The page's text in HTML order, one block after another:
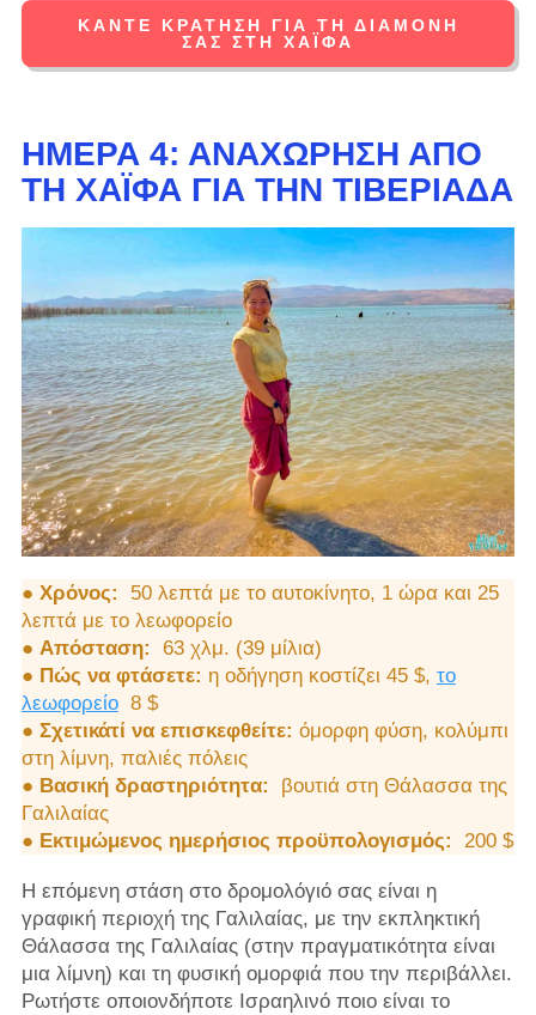
ΚΆΝΤΕ ΚΡΆΤΗΣΗ ΓΙΑ ΤΗ ΔΙΑΜΟΝΉ
ΣΑΣ ΣΤΗ ΧΆΙΦΑ
ΗΜΈΡΑ 4: ΑΝΑΧΏΡΗΣΗ ΑΠΌ
ΤΗ ΧΆΙΦΑ ΓΙΑ ΤΗΝ ΤΙΒΕΡΙΆΔΑ
● Χρόνος:
50 λεπτά με το αυτοκίνητο, 1 ώρα και 25
λεπτά με το λεωφορείο
● Απόσταση: 63 χλμ. (39 μίλια)
● Πώς να φτάσετε: η οδήγηση κοστίζει 45 $, το
λεωφορείο8 $
● Σχετικάτί να επισκεφθείτε: όμορφη φύση, κολύμπι
στη λίμνη, παλιές πόλεις
● Βασική δραστηριότητα: βουτιά στη Θάλασσα της
Γαλιλαίας
● Εκτιμώμενος ημερήσιος προϋπολογισμός: 200 $
Η επόμενη στάση στο δρομολόγιό σας είναι η
γραφική περιοχή της Γαλιλαίας, με την εκπληκτική
Θάλασσα της Γαλιλαίας (στην πραγματικότητα είναι
μια λίμνη) και τη φυσική ομορφιά που την περιβάλλει.
Ρωτήστε οποιονδήποτε Ισραηλινό ποιο είναι το